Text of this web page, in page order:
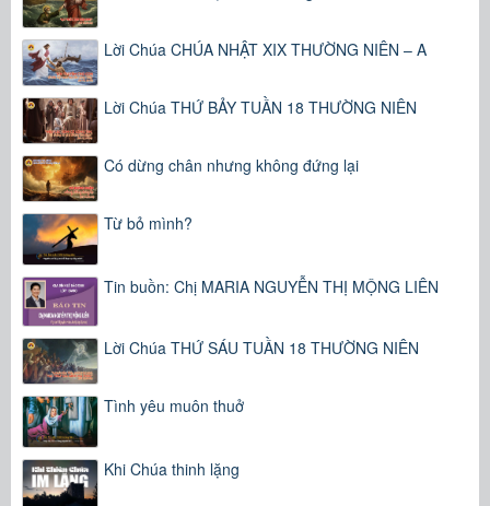
Lời Chúa CHÚA NHẬT XIX THƯỜNG NIÊN – A
Lời Chúa THỨ BẢY TUẦN 18 THƯỜNG NIÊN
Có dừng chân nhưng không đứng lại
Từ bỏ mình?
Tin buồn: Chị MARIA NGUYỄN THỊ MỘNG LIÊN
Lời Chúa THỨ SÁU TUẦN 18 THƯỜNG NIÊN
Tình yêu muôn thuở
Khi Chúa thinh lặng